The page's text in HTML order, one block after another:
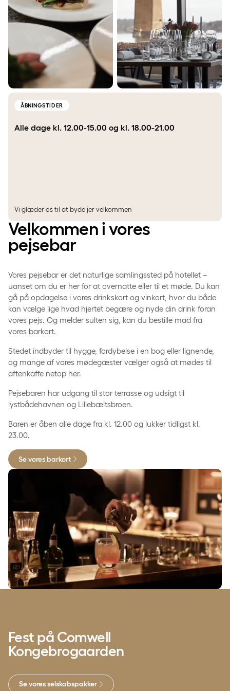
ÅBNINGSTIDER
Alle dage kl. 12.00-15.00 og kl. 18.00-21.00
Vi glæder os til at byde jer velkommen
Velkommen i vores
pejsebar
Vores pejsebar er det naturlige samlingssted på hotellet –
uanset om du er her for at overnatte eller til et møde. Du kan
gå på opdagelse i vores drinkskort og vinkort, hvor du både
kan vælge lige hvad hjertet begære og nyde din drink foran
vores pejs. Og melder sulten sig, kan du bestille mad fra
vores barkort.
Stedet indbyder til hygge, fordybelse i en bog eller lignende,
og mange af vores mødegæster vælger også at mødes til
aftenkaffe netop her.
Pejsebaren har udgang til stor terrasse og udsigt til
lystbådehavnen og Lillebæltsbroen.
Baren er åben alle dage fra kl. 12.00 og lukker tidligst kl.
23.00.
Se vores barkort
Fest på Comwell
Kongebrogaarden
Se vores selskabspakker